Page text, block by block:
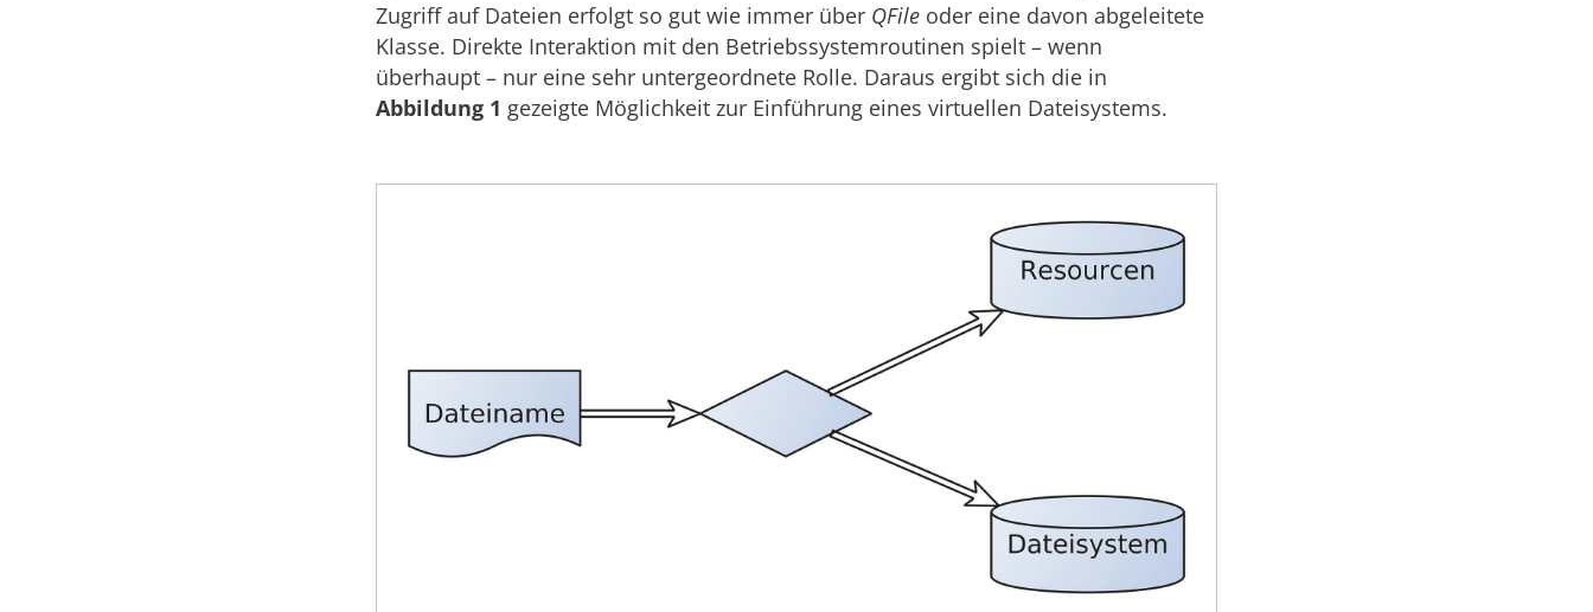
Zugriff auf Dateien erfolgt so gut wie immer über QFile oder eine davon abgeleitete
Klasse. Direkte Interaktion mit den Betriebssystemroutinen spielt – wenn
überhaupt – nur eine sehr untergeordnete Rolle. Daraus ergibt sich die in
Abbildung 1 gezeigte Möglichkeit zur Einführung eines virtuellen Dateisystems.